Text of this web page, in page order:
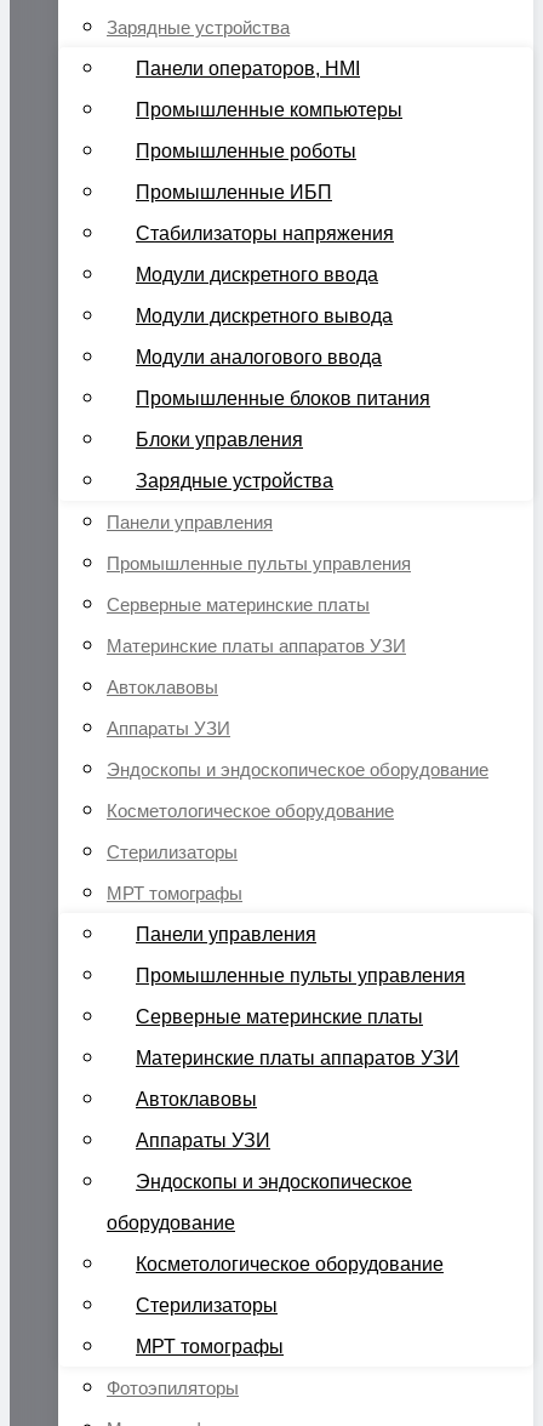
Зарядные устройства
Панели операторов, HMI
Промышленные компьютеры
Промышленные роботы
Промышленные ИБП
Стабилизаторы напряжения
Модули дискретного ввода
Модули дискретного вывода
Модули аналогового ввода
Промышленные блоков питания
Блоки управления
Зарядные устройства
Панели управления
Промышленные пульты управления
Серверные материнские платы
Материнские платы аппаратов УЗИ
Автоклавовы
Аппараты УЗИ
Эндоскопы и эндоскопическое оборудование
Косметологическое оборудование
Стерилизаторы
МРТ томографы
Панели управления
Промышленные пульты управления
Серверные материнские платы
Материнские платы аппаратов УЗИ
Автоклавовы
Аппараты УЗИ
Эндоскопы и эндоскопическое
оборудование
Косметологическое оборудование
Стерилизаторы
МРТ томографы
Фотоэпиляторы